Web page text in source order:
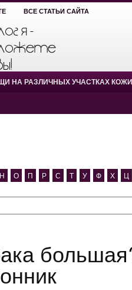
ВСЕ СТАТЬИ САЙТА
НА РАЗЛИЧНЫХ УЧАСТКАХ КОЖИ
Н О П Р С Т У Ф Х Ц